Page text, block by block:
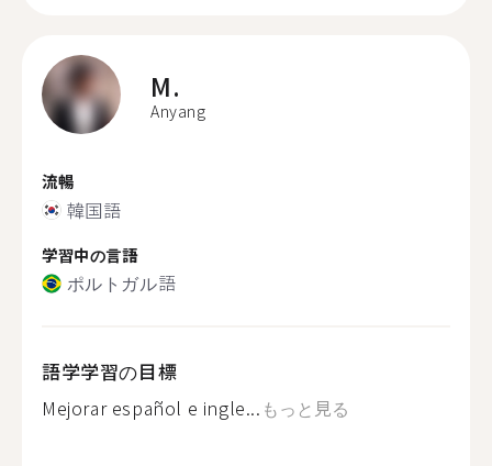
M.
Anyang
流暢
韓国語
学習中の言語
ポルトガル語
語学学習の目標
Mejorar español e ingle... もっと見る